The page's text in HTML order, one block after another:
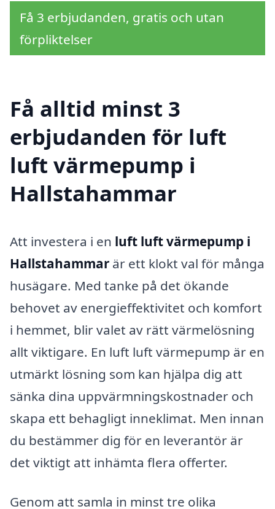
Få 3 erbjudanden, gratis och utan
förpliktelser
Få alltid minst 3
erbjudanden för luft
luft värmepump i
Hallstahammar
Att investera i en luft luft värmepump i
Hallstahammar är ett klokt val för många
husägare. Med tanke på det ökande
behovet av energieffektivitet och komfort
i hemmet, blir valet av rätt värmelösning
allt viktigare. En luft luft värmepump är en
utmärkt lösning som kan hjälpa dig att
sänka dina uppvärmningskostnader och
skapa ett behagligt inneklimat. Men innan
du bestämmer dig för en leverantör är
det viktigt att inhämta flera offerter.
Genom att samla in minst tre olika